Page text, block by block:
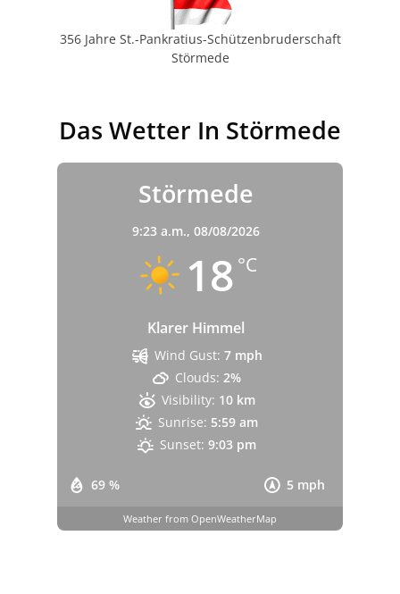
356 Jahre St.-Pankratius-Schützenbruderschaft
Störmede
Das Wetter In Störmede
Störmede
9:23 a.m., 08/08/2026
18 °C
Klarer Himmel
69 % 5 mph
Wind Gust: 7 mph
Clouds: 2%
Visibility: 10 km
Sunrise: 5:59 am
Sunset: 9:03 pm
Weather from OpenWeatherMap